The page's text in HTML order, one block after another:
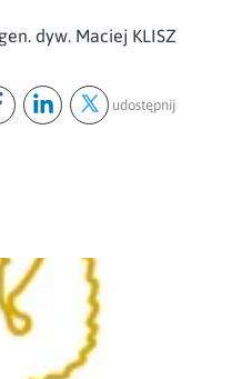
gen. dyw. Maciej KLISZ
udostępnij
2023-09-26 at 13 52 10